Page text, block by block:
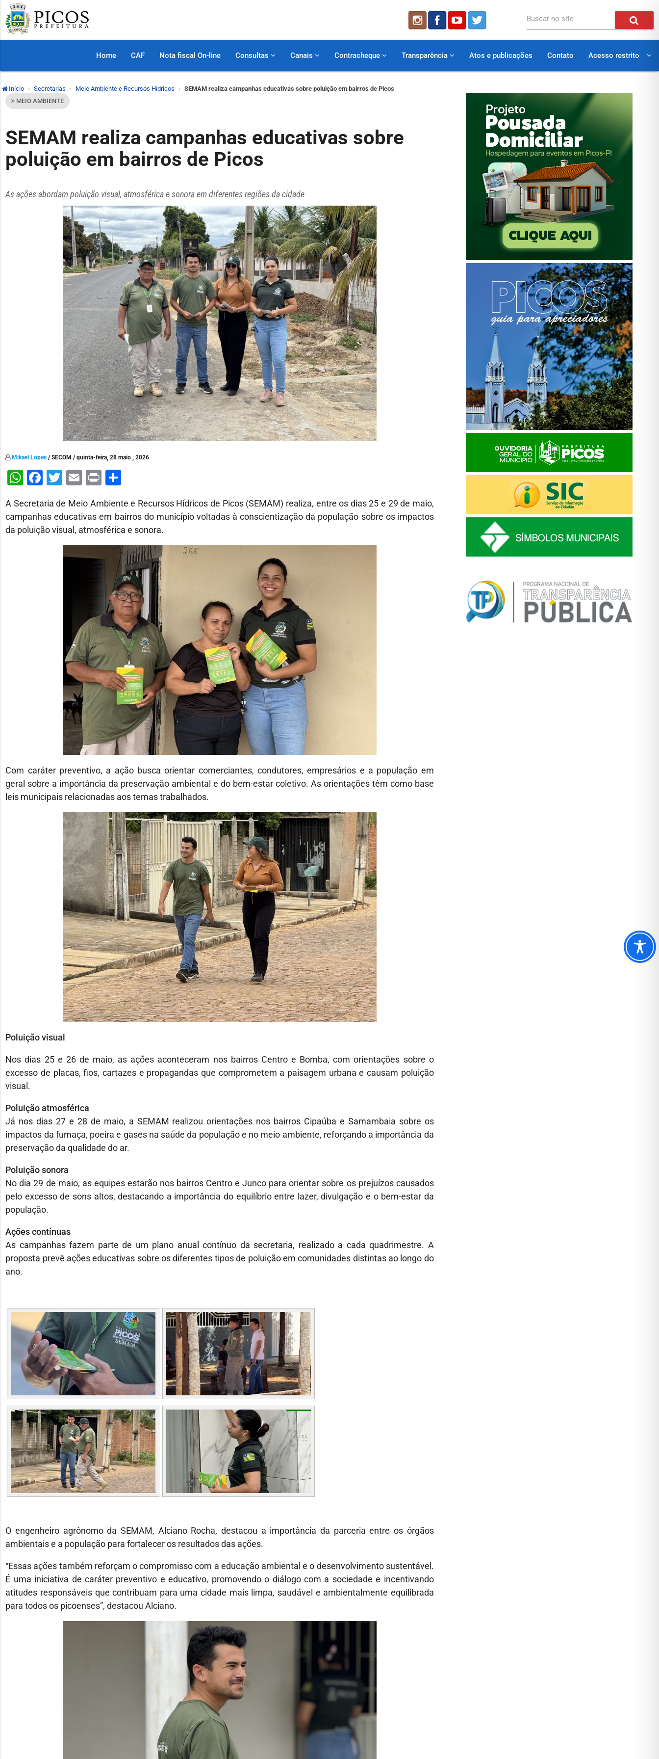
Buscar no site
Home CAF Nota fiscal On-line Consultas Canais Contracheque Transparência Atos e publicações Contato Acesso restrito
Início Secretarias Meio Ambiente e Recursos Hídricos
SEMAM realiza campanhas educativas sobre poluição em bairros de Picos
MEIO AMBIENTE
SEMAM realiza campanhas educativas sobre
poluição em bairros de Picos
As ações abordam poluição visual, atmosférica e sonora em diferentes regiões da cidade
Mikael Lopes / SECOM / quinta-feira, 28 maio , 2026
WhatsApp
Facebook
Twitter
Email
Print
A Secretaria de Meio Ambiente e Recursos Hídricos de Picos (SEMAM) realiza, entre os dias 25 e 29 de maio,
campanhas educativas em bairros do município voltadas à conscientização da população sobre os impactos
da poluição visual, atmosférica e sonora.
Com caráter preventivo, a ação busca orientar comerciantes, condutores, empresários e a população em
geral sobre a importância da preservação ambiental e do bem-estar coletivo. As orientações têm como base
leis municipais relacionadas aos temas trabalhados.
Poluição visual
Nos dias 25 e 26 de maio, as ações aconteceram nos bairros Centro e Bomba, com orientações sobre o
excesso de placas, fios, cartazes e propagandas que comprometem a paisagem urbana e causam poluição
visual.
Poluição atmosférica
Já nos dias 27 e 28 de maio, a SEMAM realizou orientações nos bairros Cipaúba e Samambaia sobre os
impactos da fumaça, poeira e gases na saúde da população e no meio ambiente, reforçando a importância da
preservação da qualidade do ar.
Poluição sonora
No dia 29 de maio, as equipes estarão nos bairros Centro e Junco para orientar sobre os prejuízos causados
pelo excesso de sons altos, destacando a importância do equilíbrio entre lazer, divulgação e o bem-estar da
população.
Ações contínuas
As campanhas fazem parte de um plano anual contínuo da secretaria, realizado a cada quadrimestre. A
proposta prevê ações educativas sobre os diferentes tipos de poluição em comunidades distintas ao longo do
ano.
O engenheiro agrônomo da SEMAM, Alciano Rocha, destacou a importância da parceria entre os órgãos
ambientais e a população para fortalecer os resultados das ações.
“Essas ações também reforçam o compromisso com a educação ambiental e o desenvolvimento sustentável.
É uma iniciativa de caráter preventivo e educativo, promovendo o diálogo com a sociedade e incentivando
atitudes responsáveis que contribuam para uma cidade mais limpa, saudável e ambientalmente equilibrada
para todos os picoenses”, destacou Alciano.